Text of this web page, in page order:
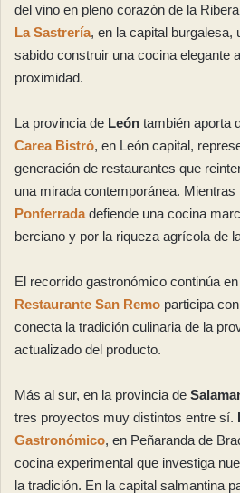
del vino en pleno corazón de la
La Sastrería, en la capital burgalesa,
sabido construir una cocina elegante
proximidad.
La provincia de León también aporta
Carea Bistró, en León capital,
generación de restaurantes que
una mirada contemporánea. Mientras
Ponferradadefiende una cocina
berciano y por la riqueza agrícola de
El recorrido gastronómico continúa en
Restaurante San Remo participa
conecta la tradición culinaria de la
actualizado del producto.
Más al sur, en la provincia de
tres proyectos muy distintos entre sí.
Gastronómico, en Peñaranda de
cocina experimental que investiga
la tradición. En la capital salmantina